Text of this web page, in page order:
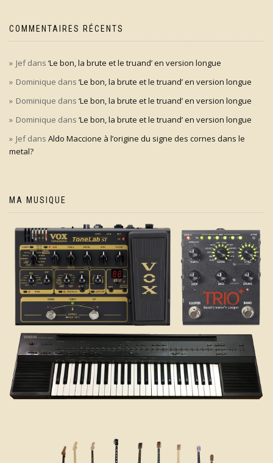
COMMENTAIRES RÉCENTS
Jefdans ‘Le bon, la brute et le truand’ en version longue
Dominique dans ‘Le bon, la brute et le truand’ en version longue
Dominique dans ‘Le bon, la brute et le truand’ en version longue
Dominique dans ‘Le bon, la brute et le truand’ en version longue
Jefdans Aldo Maccione à l’origine du signe des cornes dans le
metal?
MA MUSIQUE